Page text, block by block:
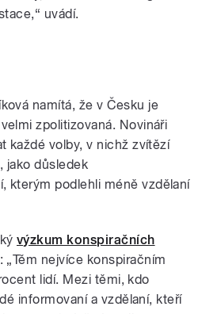
uvádí.
namítá, že v Česku je
zpolitizovaná. Novináři
každé volby, v nichž zvítězí
jako důsledek
kterým podlehli méně vzdělaní
výzkum konspiračních
: „Těm nejvíce konspiračním
lidí. Mezi těmi, kdo
informovaní a vzdělaní, kteří